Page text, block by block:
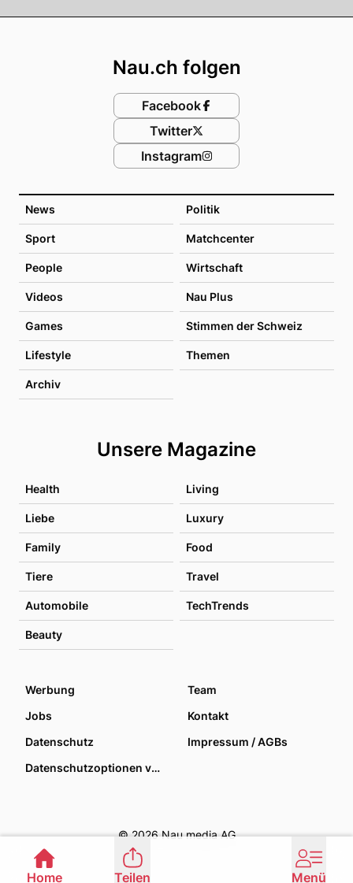
News Politik
Sport Matchcenter
People Wirtschaft
Videos Nau Plus
Games Stimmen der Schweiz
Lifestyle Themen
Archiv
Unsere Magazine
Health Living
Liebe Luxury
Family Food
Tiere Travel
Automobile TechTrends
Beauty
Nau.ch folgen
Facebook
Twitter
Instagram
Werbung
Team
Jobs
Kontakt
Datenschutz
Impressum / AGBs
Datenschutzoptionen verwalten
© 2026 Nau media AG
Home Teilen Menü